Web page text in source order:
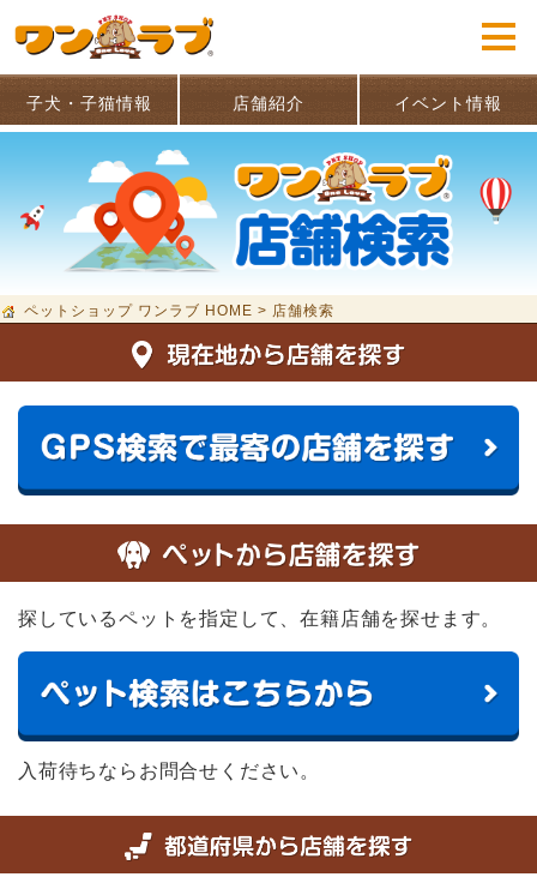
子犬・子猫情報 店舗紹介 イベント情報
ペットショップ ワンラブ HOME > 店舗検索
探しているペットを指定して、在籍店舗を探せます。
入荷待ちならお問合せください。